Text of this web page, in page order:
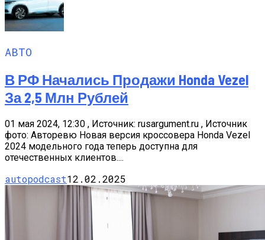
АВТО
В РФ Начались Продажи Honda Vezel
За 2,5 Млн Рублей
01 мая 2024, 12:30 , Источник: rusargument.ru , Источник
фото: Авторевю Новая версия кроссовера Honda Vezel
2024 модельного года теперь доступна для
отечественных клиентов....
autopodcast12.02.2025